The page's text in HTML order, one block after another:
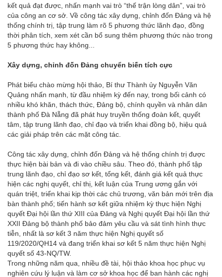
kết quả đạt được, nhấn mạnh vai trò “thế trận lòng dân”, vai trò
của công an cơ sở. Về công tác xây dựng, chỉnh đốn Đảng và hệ
thống chính trị, tập trung làm rõ 5 phương thức lãnh đạo, đồng
thời phân tích, xem xét cần bổ sung thêm phương thức nào trong
5 phương thức hay không...
Xây dựng, chỉnh đốn Đảng chuyển biến tích cực
Phát biểu chào mừng hội thảo, Bí thư Thành ủy Nguyễn Văn
Quảng nhấn mạnh, từ đầu nhiệm kỳ đến nay, trong bối cảnh có
nhiều khó khăn, thách thức, Đảng bộ, chính quyền và nhân dân
thành phố Đà Nẵng đã phát huy truyền thống đoàn kết, quyết
tâm, tập trung lãnh đạo, chỉ đạo và triển khai đồng bộ, hiệu quả
các giải pháp trên các mặt công tác.
Công tác xây dựng, chỉnh đốn Đảng và hệ thống chính trị được
thực hiện bài bản và đi vào chiều sâu. Theo đó, thành phố tập
trung lãnh đạo, chỉ đạo sơ kết, tổng kết, đánh giá kết quả thực
hiện các nghị quyết, chỉ thị, kết luận của Trung ương gắn với
quán triệt, triển khai kịp thời các chủ trương, văn bản mới trên địa
bàn thành phố; tiến hành sơ kết giữa nhiệm kỳ thực hiện Nghị
quyết Đại hội lần thứ XIII của Đảng và Nghị quyết Đại hội lần thứ
XXII Đảng bộ thành phố bảo đảm yêu cầu và sát tình hình thực
tiễn, nhất là sơ kết 3 năm thực hiện Nghị quyết số
119/2020/QH14 và đang triển khai sơ kết 5 năm thực hiện Nghị
quyết số 43-NQ/TW.
Trong những năm qua, nhiều đề tài, hội thảo khoa học phục vụ
nghiên cứu lý luận và làm cơ sở khoa học để ban hành các nghị